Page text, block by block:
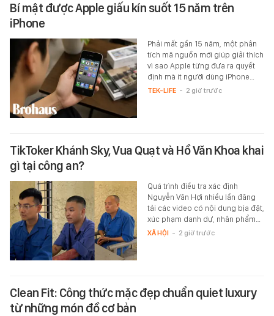
Bí mật được Apple giấu kín suốt 15 năm trên
iPhone
Phải mất gần 15 năm, một phân
tích mã nguồn mới giúp giải thích
vì sao Apple từng đưa ra quyết
định mà ít người dùng iPhone…
TEK-LIFE - 2 giờ trước
TikToker Khánh Sky, Vua Quạt và Hồ Văn Khoa khai
gì tại công an?
Quá trình điều tra xác định
Nguyễn Văn Hợi nhiều lần đăng
tải các video có nội dung bịa đặt,
xúc phạm danh dự, nhân phẩm…
XÃ HỘI - 2 giờ trước
Clean Fit: Công thức mặc đẹp chuẩn quiet luxury
từ những món đồ cơ bản